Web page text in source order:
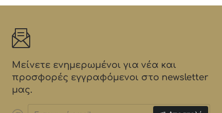
Μείνετε ενημερωμένοι για νέα και
προσφορές εγγραφόμενοι στο newsletter
μας.